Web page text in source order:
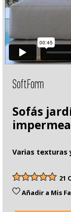
SoftForm
Sofás
Varias texturas
21
Añadir a Mis